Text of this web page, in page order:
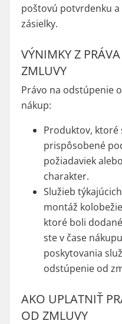
poštovú potvrdenku
zásielky.
VÝNIMKY Z
ZMLUVY
Právo na odstúpenie
nákup:
Produktov, ktoré
prispôsobené
požiadaviek
charakter.
Služieb
montáž
ktoré boli
ste v čase
poskytovania
odstúpenie od
AKO UPLATNIŤ
OD ZMLUVY